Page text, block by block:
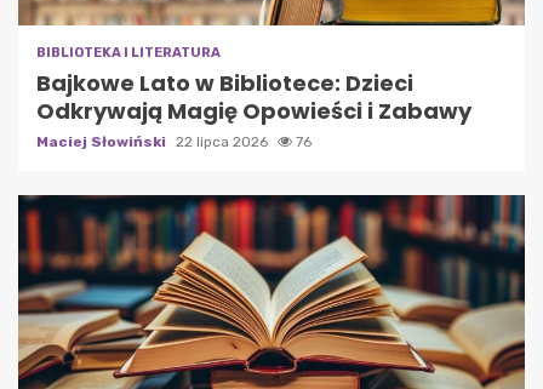
BIBLIOTEKA I LITERATURA
Bajkowe Lato w Bibliotece: Dzieci
Odkrywają Magię Opowieści i Zabawy
Maciej Słowiński 22 lipca 2026 76